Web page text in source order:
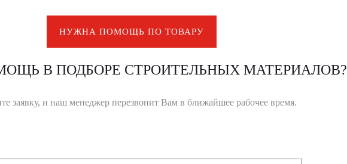
НУЖНА ПОМОЩЬ ПО ТОВАРУ
В ПОДБОРЕ СТРОИТЕЛЬНЫХ МАТЕРИАЛОВ?
заявку, и наш менеджер перезвонит Вам в ближайшее рабочее время.